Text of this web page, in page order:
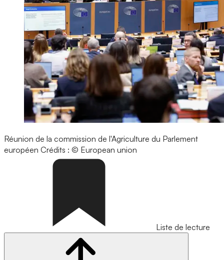
Réunion de la commission de l'Agriculture du Parlement
européen Crédits : © European union
Liste de lecture